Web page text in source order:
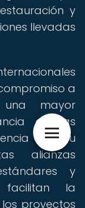
y
llevadas
a
una mayor
de las
de su
alianzas
y
facilitan la
proyectos